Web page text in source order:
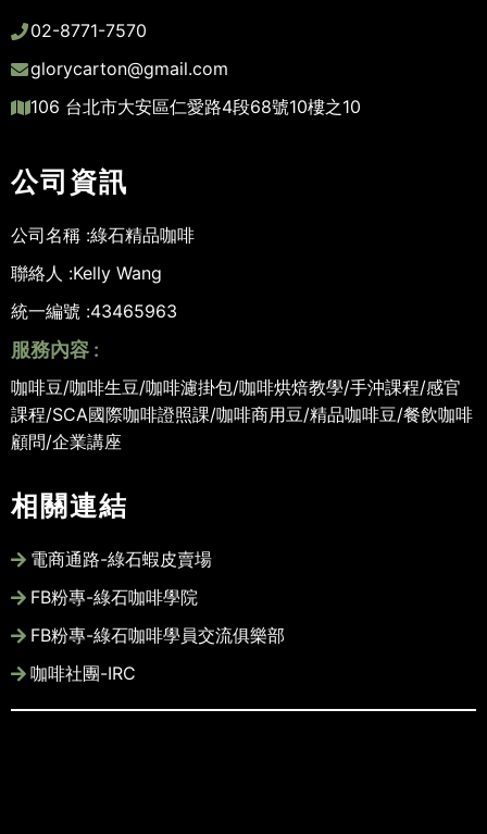
02-8771-7570
glorycarton@gmail.com
106 台北市大安區仁愛路4段68號10樓之10
公司資訊
公司名稱 :綠石精品咖啡
聯絡人 :Kelly Wang
統一編號 :43465963
服務內容 :
咖啡豆/咖啡生豆/咖啡濾掛包/咖啡烘焙教學/手沖課程/感官
課程/SCA國際咖啡證照課/咖啡商用豆/精品咖啡豆/餐飲咖啡
顧問/企業講座
相關連結
電商通路-綠石蝦皮賣場
FB粉專-綠石咖啡學院
FB粉專-綠石咖啡學員交流俱樂部
咖啡社團-IRC